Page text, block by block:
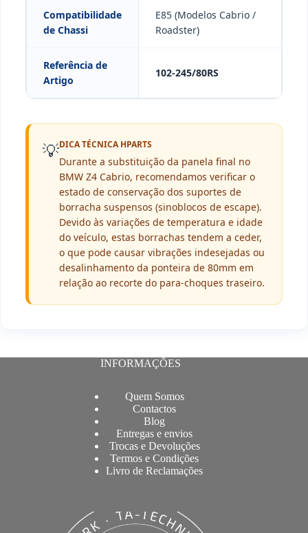
Compatibilidade
de Chassi
E85 (Modelos Cabrio /
Roadster)
Referência de
Artigo
102-245/80RS
💡DICA TÉCNICA HPARTS
Durante a substituição da panela final no
BMW Z4 Cabrio, recomendamos verificar o
estado de conservação dos suportes de
borracha suspensos (sinoblocos de escape).
Devido às variações de temperatura e idade
do veículo, estas borrachas tendem a ceder,
o que pode causar vibrações indesejadas ou
desalinhamento da ponteira de 80mm em
relação ao recorte do para-choques traseiro.
INFORMAÇÕES
Quem Somos
Contactos
Blog
Entregas e envios
Trocas e Devoluções
Termos e Condições
Livro de Reclamações